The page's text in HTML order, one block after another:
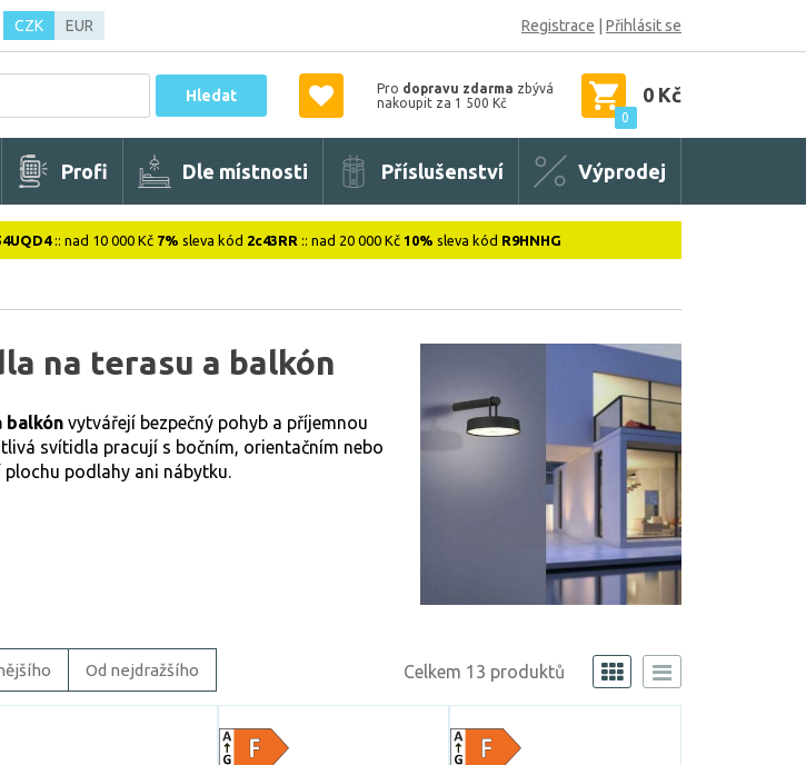
CZK EUR Registrace Přihlásit se
Hledat Pro dopravu zdarma zbývá
nakoupit za 1 500 Kč
0
0 Kč
Profi Dle místnosti Příslušenství Výprodej
:: nad 10 000 Kč 7% sleva kód 2c43RR :: nad 20 000 Kč 10% sleva kód R9HNHG
na terasu a balkón
balkón vytvářejí bezpečný pohyb a příjemnou
svítidla pracují s bočním, orientačním nebo
podlahy ani nábytku.
Od nejdražšího Celkem 13 produktů